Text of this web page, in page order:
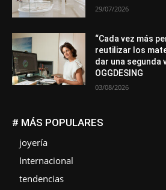
29/07/2026
“Cada vez más
reutilizar los
dar una segunda
OGGDESING
03/08/2026
# MÁS POPULARES
joyería
Internacional
tendencias